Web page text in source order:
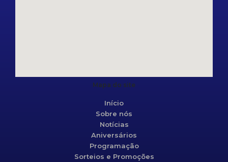
Mapa do site
Início
Sobre nós
Notícias
Aniversários
Programação
Sorteios e Promoções